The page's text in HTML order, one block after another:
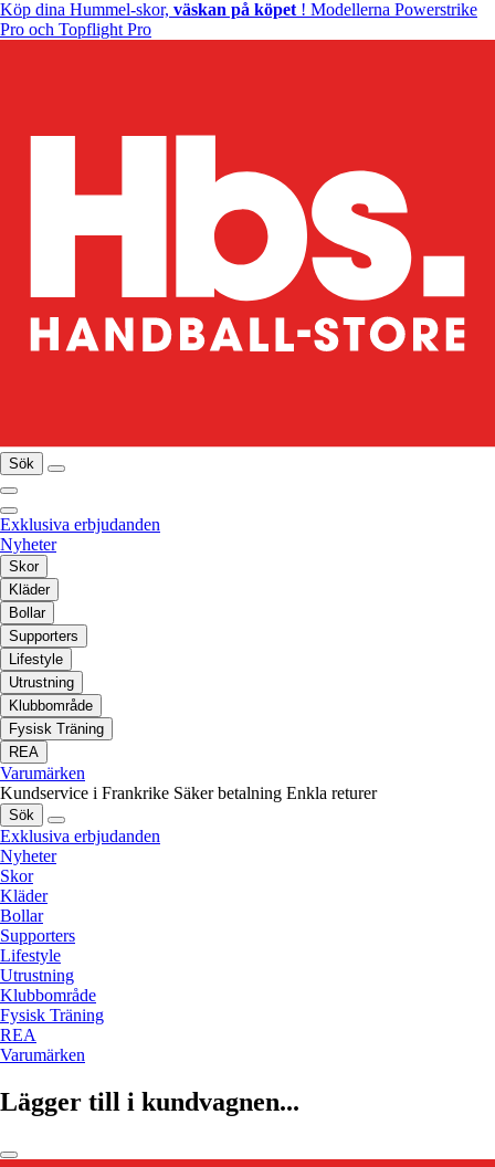
Köp dina Hummel-skor, väskan på köpet ! Modellerna Powerstrike
Pro och Topflight Pro
Sök
Exklusiva erbjudanden
Nyheter
Skor
Kläder
Bollar
Supporters
Lifestyle
Utrustning
Klubbområde
Fysisk Träning
REA
Varumärken
Kundservice i Frankrike Säker betalning Enkla returer
Sök
Exklusiva erbjudanden
Nyheter
Skor
Kläder
Bollar
Supporters
Lifestyle
Utrustning
Klubbområde
Fysisk Träning
REA
Varumärken
Lägger till i kundvagnen...